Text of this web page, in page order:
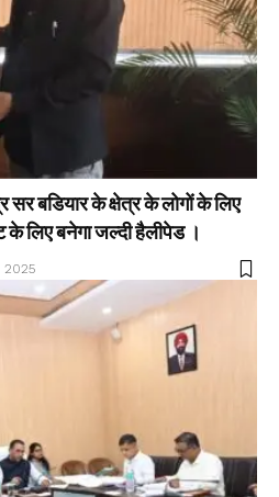
सर बडियार के क्षेत्र के लोगों के लिए
लिए बनेगा जल्दी हैलीपेड ।
2025